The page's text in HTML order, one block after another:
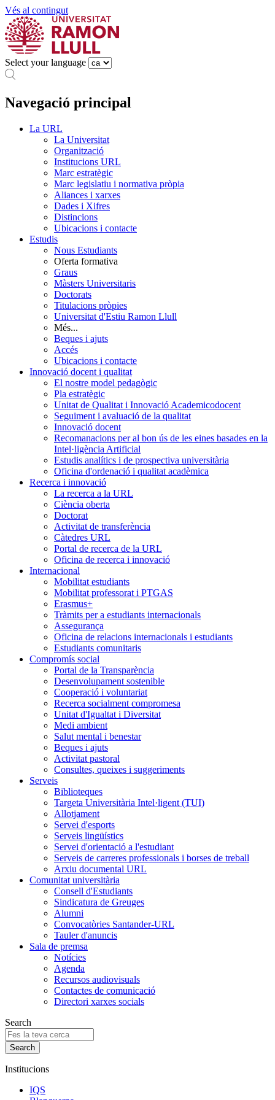
Vés al contingut
Select your language
Navegació principal
La URL
La Universitat
Organització
Institucions URL
Marc estratègic
Marc legislatiu i normativa pròpia
Aliances i xarxes
Dades i Xifres
Distincions
Ubicacions i contacte
Estudis
Nous Estudiants
Oferta formativa
Graus
Màsters Universitaris
Doctorats
Titulacions pròpies
Universitat d'Estiu Ramon Llull
Més...
Beques i ajuts
Accés
Ubicacions i contacte
Innovació docent i qualitat
El nostre model pedagògic
Pla estratègic
Unitat de Qualitat i Innovació Academicodocent
Seguiment i avaluació de la qualitat
Innovació docent
Recomanacions per al bon ús de les eines basades en la
Intel·ligència Artificial
Estudis analítics i de prospectiva universitària
Oficina d'ordenació i qualitat acadèmica
Recerca i innovació
La recerca a la URL
Ciència oberta
Doctorat
Activitat de transferència
Càtedres URL
Portal de recerca de la URL
Oficina de recerca i innovació
Internacional
Mobilitat estudiants
Mobilitat professorat i PTGAS
Erasmus+
Tràmits per a estudiants internacionals
Assegurança
Oficina de relacions internacionals i estudiants
Estudiants comunitaris
Compromís social
Portal de la Transparència
Desenvolupament sostenible
Cooperació i voluntariat
Recerca socialment compromesa
Unitat d'Igualtat i Diversitat
Medi ambient
Salut mental i benestar
Beques i ajuts
Activitat pastoral
Consultes, queixes i suggeriments
Serveis
Biblioteques
Targeta Universitària Intel·ligent (TUI)
Allotjament
Servei d'esports
Serveis lingüístics
Servei d'orientació a l'estudiant
Serveis de carreres professionals i borses de treball
Arxiu documental URL
Comunitat universitària
Consell d'Estudiants
Sindicatura de Greuges
Alumni
Convocatòries Santander-URL
Tauler d'anuncis
Sala de premsa
Notícies
Agenda
Recursos audiovisuals
Contactes de comunicació
Directori xarxes socials
Search
Institucions
IQS